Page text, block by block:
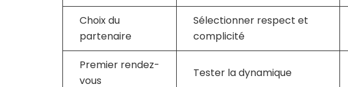
Choix du
partenaire
Sélectionner respect et
complicité
Premier rendez-
vous
Tester la dynamique